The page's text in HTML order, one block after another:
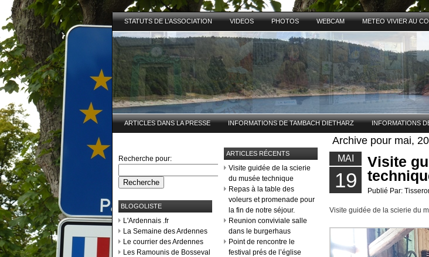
STATUTS DE L’ASSOCIATION VIDEOS PHOTOS WEBCAM METEO VIVIER AU
ARTICLES DANS LA PRESSE INFORMATIONS DE TAMBACH DIETHARZ INFORMATIONS
Recherche pour:
BLOGOLISTE
L'Ardennais .fr
La Semaine des Ardennes
Le courrier des Ardennes
Les Ramounis de Bosseval
ARTICLES RÉCENTS
Visite guidée de la scierie
du musée technique
Repas à la table des
voleurs et promenade pour
la fin de notre séjour.
Reunion conviviale salle
dans le burgerhaus
Point de rencontre le
festival prés de l’église
Archive pour mai,
MAI
19
Visite
Publié Par:
Visite guidée de la scierie du